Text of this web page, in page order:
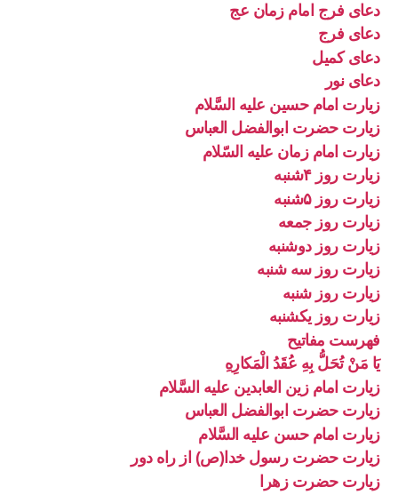
دعای فرج امام زمان عج
دعای فرج
دعای کمیل
دعای نور
زیارت امام حسین علیه السَّلام
زیارت حضرت ابوالفضل العباس
زیارت امام زمان علیه السّلام
زیارت روز ۴شنبه
زیارت روز ۵شنبه
زیارت روز جمعه
زیارت روز دوشنبه
زیارت روز سه شنبه
زیارت روز شنبه
زیارت روز یکشنبه
فهرست مفاتیح
يَا مَنْ تُحَلُّ بِهِ عُقَدُ الْمَكارِهِ
زیارت امام زین العابدین علیه السَّلام
زیارت حضرت ابوالفضل العباس
زیارت امام حسن علیه السَّلام
زیارت حضرت رسول خدا(ص) از راه دور
زیارت حضرت زهرا